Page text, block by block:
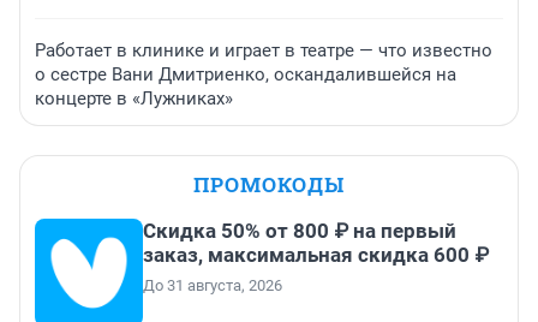
Работает в клинике и играет в театре — что известно
о сестре Вани Дмитриенко, оскандалившейся на
концерте в «Лужниках»
ПРОМОКОДЫ
Скидка 50% от 800 ₽ на первый
заказ, максимальная скидка 600 ₽
До 31 августа, 2026